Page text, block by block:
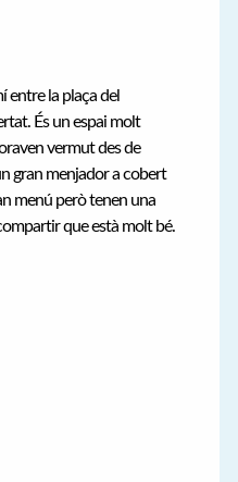
entre la plaça del
És un espai molt
vermut des de
gran menjador a cobert
menú però tenen una
que està molt bé.